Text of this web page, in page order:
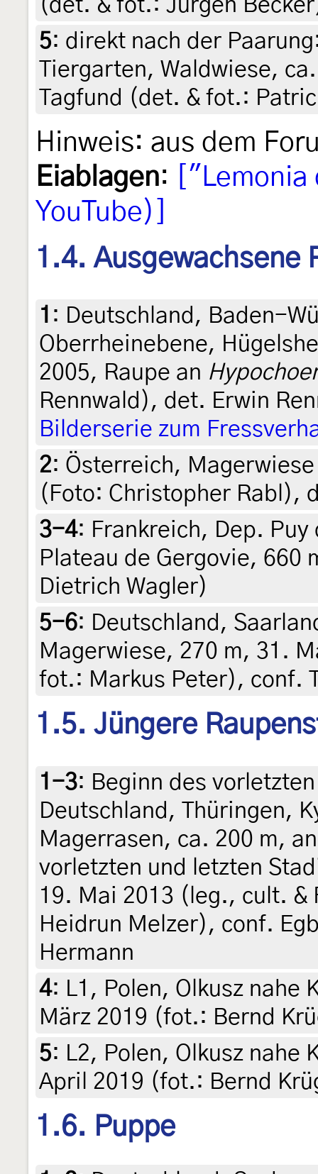
(det. & fot.: Jürgen
5: direkt nach der
Tiergarten, Waldwiese,
Tagfund (det. & fot.:
Hinweis: aus dem
Eiablagen:
YouTube)]
1.4. Ausgewachsene
1 : Deutschland, Baden-
Oberrheinebene,
2005, Raupe an
Rennwald), det. Erwin
Bilderserie zum
2: Österreich,
(Foto: Christopher Rabl),
3-4: Frankreich, Dep. Puy
Plateau de Gergovie, 660
Dietrich Wagler)
5-6: Deutschland,
Magerwiese, 270 m, 31.
fot.: Markus Peter), conf.
1.5. Jüngere
1-3: Beginn des
Deutschland, Thüringen,
Magerrasen, ca. 200 m,
vorletzten und letzten
19. Mai 2013 (leg., cult. &
Heidrun Melzer), conf.
Hermann
4: L1, Polen, Olkusz nahe
März 2019 (fot.: Bernd
5: L2, Polen, Olkusz nahe
April 2019 (fot.: Bernd
1.6. Puppe